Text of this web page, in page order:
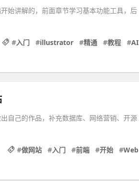
始讲解的，前面章节学习基本功能工具，后
#入门 #illustrator #精通 #教程 #AI
自己的作品，补充数据库、网络营销、开源
#做网站 #入门 #前端 #开始 #Web